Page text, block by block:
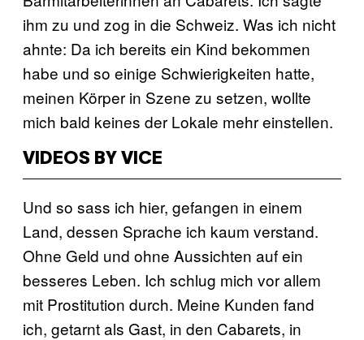
ihm zu und zog in die Schweiz. Was ich nicht
ahnte: Da ich bereits ein Kind bekommen
habe und so einige Schwierigkeiten hatte,
meinen Körper in Szene zu setzen, wollte
mich bald keines der Lokale mehr einstellen.
VIDEOS BY VICE
Und so sass ich hier, gefangen in einem
Land, dessen Sprache ich kaum verstand.
Ohne Geld und ohne Aussichten auf ein
besseres Leben. Ich schlug mich vor allem
mit Prostitution durch. Meine Kunden fand
ich, getarnt als Gast, in den Cabarets, in